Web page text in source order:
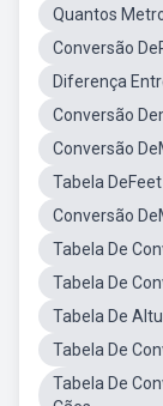
Quantos
Conversão
Diferença
Conversão
Conversão
Tabela
Conversão
Tabela De
Tabela De
Tabela De
Tabela De
Tabela De